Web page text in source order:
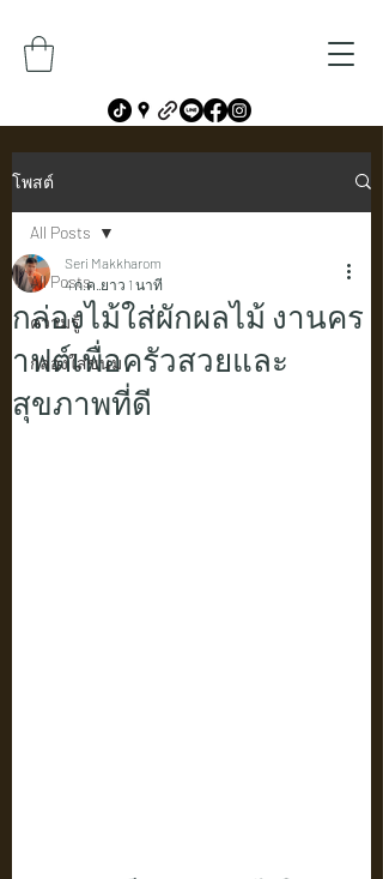
โพสต์
All Posts
ความรู้
กล่องใส่ขนม
All Posts
กล่องไม้ใส่ผักผลไม้ งานคร
าฟต์เพื่อครัวสวยและ
สุขภาพที่ดี
Seri Makkharom
4 ก.ค. ยาว 1 นาที